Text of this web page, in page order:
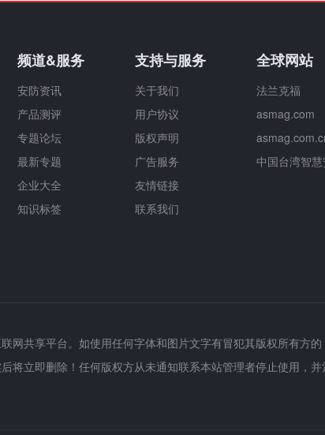
频道&服务
安防资讯
产品测评
专题论坛
最新专题
企业大全
知识标签
支持与服务
关于我们
用户协议
版权声明
广告服务
友情链接
联系我们
全球网站
法兰克福
asmag.com
中国台湾智
网共享平台。如使用任何字体和图片文字有冒犯其版权所有方
将立即删除！任何版权方从未通知联系本站管理者停止使用，